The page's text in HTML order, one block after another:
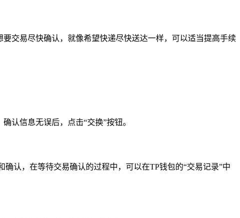
交易尽快确认，就像希望快递尽快送达一样，可以适当提高手续
认信息无误后，点击“交换”按钮。
认，在等待交易确认的过程中，可以在TP钱包的“交易记录”中